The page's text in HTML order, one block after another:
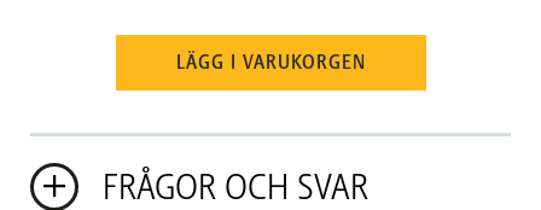
LÄGG I VARUKORGEN
FRÅGOR OCH SVAR